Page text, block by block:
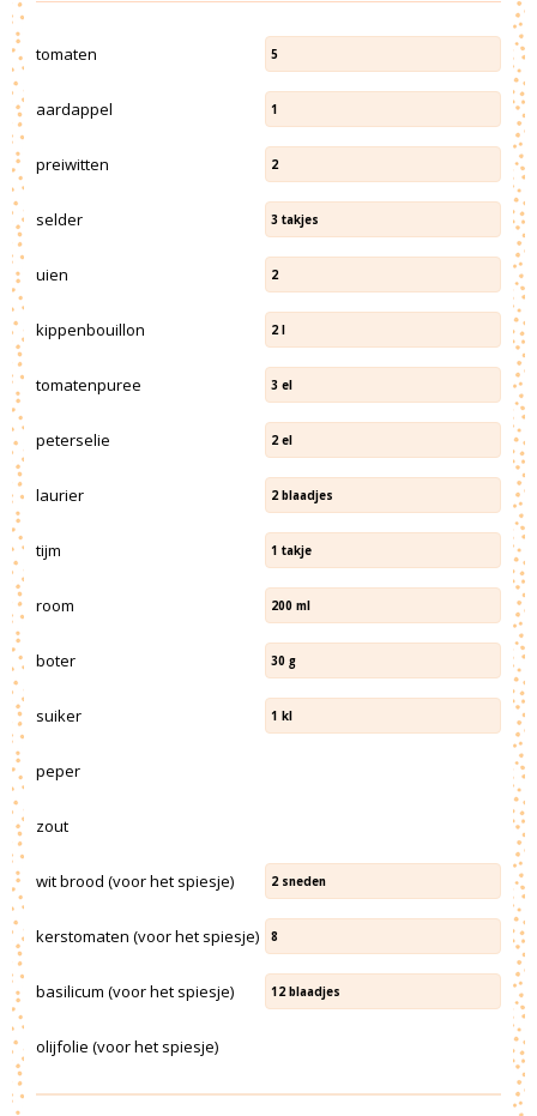
tomaten 5
aardappel 1
preiwitten 2
selder 3 takjes
uien 2
kippenbouillon 2 l
tomatenpuree 3 el
peterselie 2 el
laurier 2 blaadjes
tijm 1 takje
room 200 ml
boter 30 g
suiker 1 kl
peper
zout
wit brood (voor het spiesje) 2 sneden
kerstomaten (voor het spiesje) 8
basilicum (voor het spiesje) 12 blaadjes
olijfolie (voor het spiesje)